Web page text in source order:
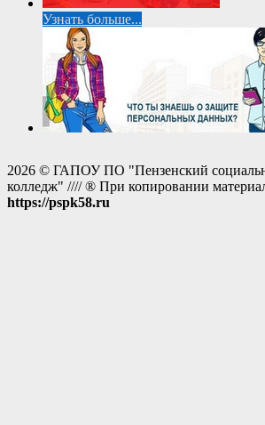
Узнать больше...
2026 © ГАПОУ ПО "Пензенский
колледж" //// ® При копировании
https://pspk58.ru